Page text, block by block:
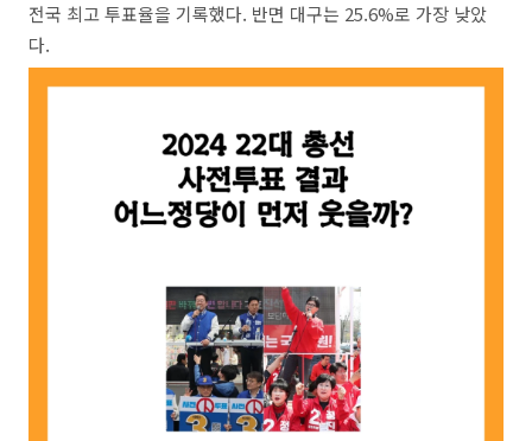
전국 최고 투표율을 기록했다. 반면 대구는 25.6%로 가장 낮았
다.